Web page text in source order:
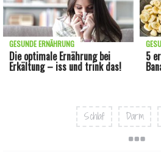
Die optimale Ernährung bei
Erkältung – iss und trink das!
GESUNDE ERNÄHRUNG
5
Schlaf Darm